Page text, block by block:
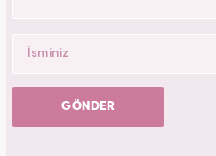
GÖNDER